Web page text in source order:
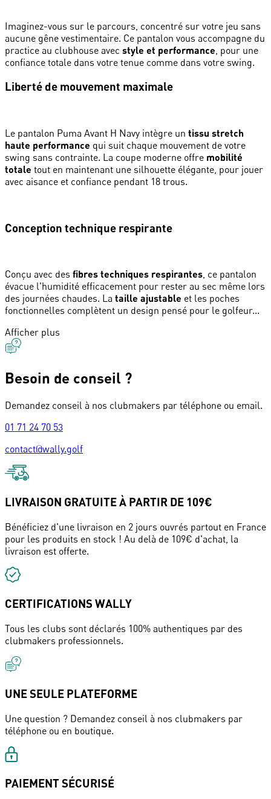
Imaginez-vous sur le parcours, concentré sur votre jeu sans
aucune gêne vestimentaire. Ce pantalon vous accompagne du
practice au clubhouse avec style et performance , pour une
confiance totale dans votre tenue comme dans votre swing.
Liberté de mouvement maximale
Le pantalon Puma Avant H Navy intègre un tissu stretch
haute performance qui suit chaque mouvement de votre
swing sans contrainte. La coupe moderne offre mobilité
totale tout en maintenant une silhouette élégante, pour jouer
avec aisance et confiance pendant 18 trous.
Conception technique respirante
Conçu avec des fibres techniques respirantes, ce pantalon
évacue l'humidité efficacement pour rester au sec même lors
des journées chaudes. La taille ajustable et les poches
fonctionnelles complètent un design pensé pour le golfeur...
Afficher plus
Besoin de conseil ?
Demandez conseil à nos clubmakers par téléphone ou email.
01 71 24 70 53
contact@wally.golf
LIVRAISON GRATUITE À PARTIR DE 109€
Bénéficiez d'une livraison en 2 jours ouvrés partout en France
pour les produits en stock ! Au delà de 109€ d'achat, la
livraison est offerte.
CERTIFICATIONS WALLY
Tous les clubs sont déclarés 100% authentiques par des
clubmakers professionnels.
UNE SEULE PLATEFORME
Une question ? Demandez conseil à nos clubmakers par
téléphone ou en boutique.
PAIEMENT SÉCURISÉ